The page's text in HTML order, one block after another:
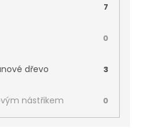
7
0
dřevo 3
nástřikem 0